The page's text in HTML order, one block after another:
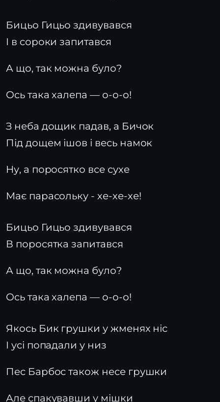
Бицьо Гицьо здивувався
І в сороки запитався
А що, так можна було?
Ось така халепа — о-о-о!
З неба дощик падав, а Бичок
Під дощем ішов і весь намок
Ну, а поросятко все сухе
Має парасольку - хе-хе-хе!
Бицьо Гицьо здивувався
В поросятка запитався
А що, так можна було?
Ось така халепа — о-о-о!
Якось Бик грушки у жменях ніс
І усі попадали у низ
Пес Барбос також несе грушки
Але спакувавши у мішки